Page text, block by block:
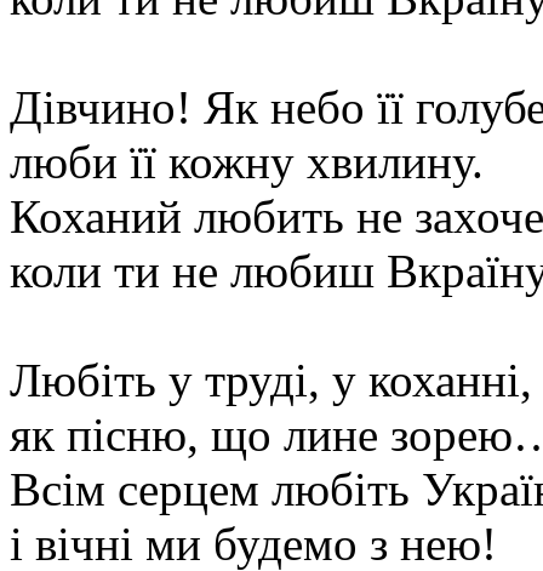
Дівчино! Як небо її
люби її кожну хвилину.
Коханий любить не
коли ти не любиш
Любіть у труді, у
як пісню, що лине
Всім серцем любіть
і вічні ми будемо з нею!